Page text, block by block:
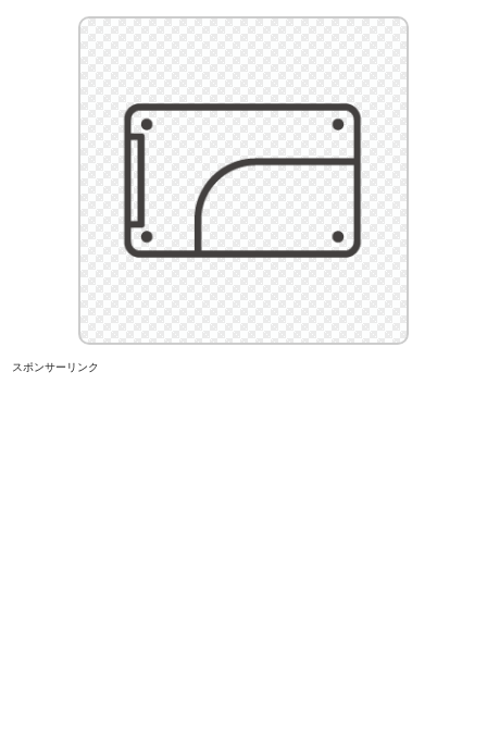
スポンサーリンク